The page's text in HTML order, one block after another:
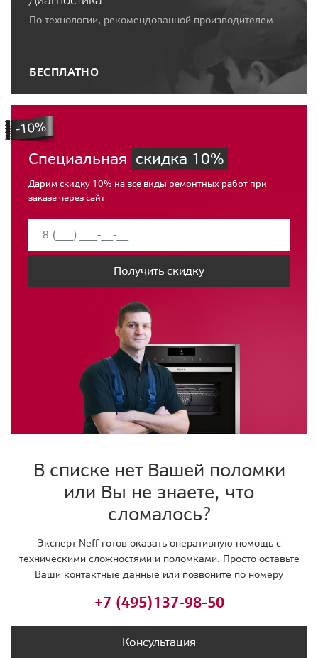
По технологии, рекомендованной производителем
БЕСПЛАТНО
Специальная скидка 10%
Дарим скидку 10% на все виды ремонтных работ при
заказе через сайт
Получить скидку
В списке нет Вашей поломки
или Вы не знаете, что
сломалось?
Эксперт Neff готов оказать оперативную помощь с
техническими сложностями и поломками. Просто оставьте
Ваши контактные данные или позвоните по номеру
+7 (495)137-98-50
Консультация